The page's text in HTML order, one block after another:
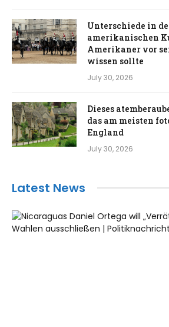
Unterschiede in
amerikanischen
Amerikaner vor
wissen sollte
July 30, 2026
Dieses
das am meisten
England
July 30, 2026
Latest News